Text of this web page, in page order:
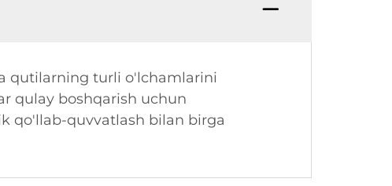
qutilarning turli o'lchamlarini
qulay boshqarish uchun
qo'llab-quvvatlash bilan birga